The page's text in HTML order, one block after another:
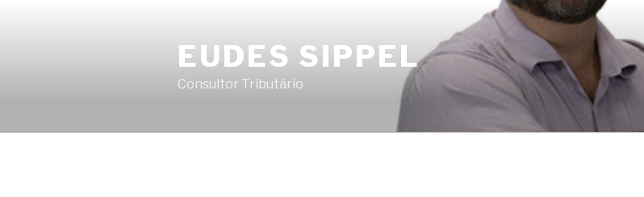
EUDES SIPPEL
Consultor Tributário